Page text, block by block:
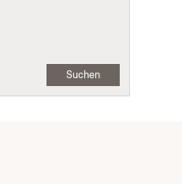
Suchen